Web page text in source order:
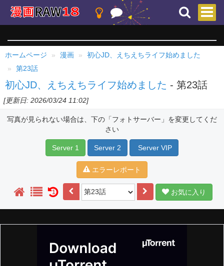
ホームページ 漫画
初心JD、えちえちライフ始めました
第23話
初心JD、えちえちライフ始めました - 第23話
[更新日: 2026/03/24 11:02]
写真が見られない場合は、下の「フォトサーバー」を変更してくだ
さい
Server 1 Server 2 Server VIP
エラーレポート
1 お気に入り